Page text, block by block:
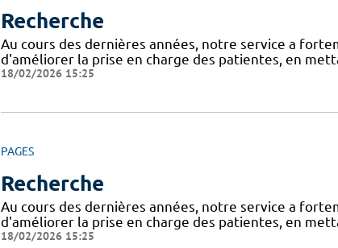
Recherche
Au cours des dernières années, notre service a
d'améliorer la prise en charge des patientes, en
18/02/2026 15:25
PAGES
Recherche
Au cours des dernières années, notre service a
d'améliorer la prise en charge des patientes, en
18/02/2026 15:25